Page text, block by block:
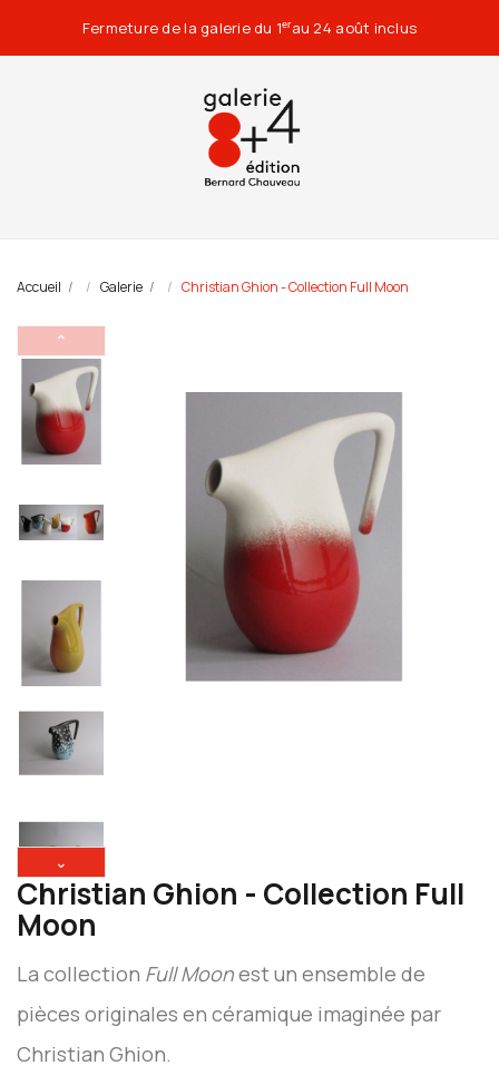
Fermeture de la galerie du 1erau 24 août inclus
Accueil Galerie Christian Ghion - Collection Full Moon
⌃
⌄
Christian Ghion - Collection Full
Moon
La collection Full Moonest un ensemble de
pièces originales en céramique imaginée par
Christian Ghion.